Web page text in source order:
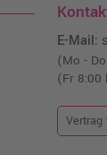
E-Mail:
(Mo -
(Fr 8:00
Vertrag